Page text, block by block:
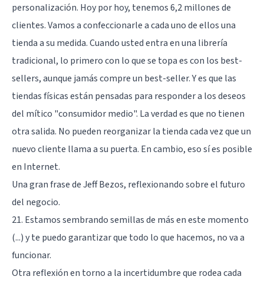
personalización. Hoy por hoy, tenemos 6,2 millones de
clientes. Vamos a confeccionarle a cada uno de ellos una
tienda a su medida. Cuando usted entra en una librería
tradicional, lo primero con lo que se topa es con los best-
sellers, aunque jamás compre un best-seller. Y es que las
tiendas físicas están pensadas para responder a los deseos
del mítico "consumidor medio". La verdad es que no tienen
otra salida. No pueden reorganizar la tienda cada vez que un
nuevo cliente llama a su puerta. En cambio, eso sí es posible
en Internet.
Una gran frase de Jeff Bezos, reflexionando sobre el futuro
del negocio.
21. Estamos sembrando semillas de más en este momento
(...) y te puedo garantizar que todo lo que hacemos, no va a
funcionar.
Otra reflexión en torno a la incertidumbre que rodea cada